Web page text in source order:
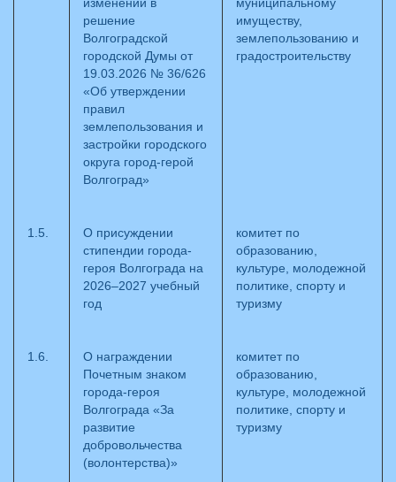
решение
Волгоградской
городской Думы от
19.03.2026 № 36/626
«Об утверждении
правил
землепользования и
застройки городского
округа город-герой
Волгоград»
имуществу,
землепользованию и
градостроительству
1.5.
О присуждении
стипендии города-
героя Волгограда на
2026–2027 учебный
год
комитет по
образованию,
культуре, молодежной
политике, спорту и
туризму
1.6.
О награждении
Почетным знаком
города-героя
Волгограда «За
развитие
добровольчества
(волонтерства)»
комитет по
образованию,
культуре, молодежной
политике, спорту и
туризму